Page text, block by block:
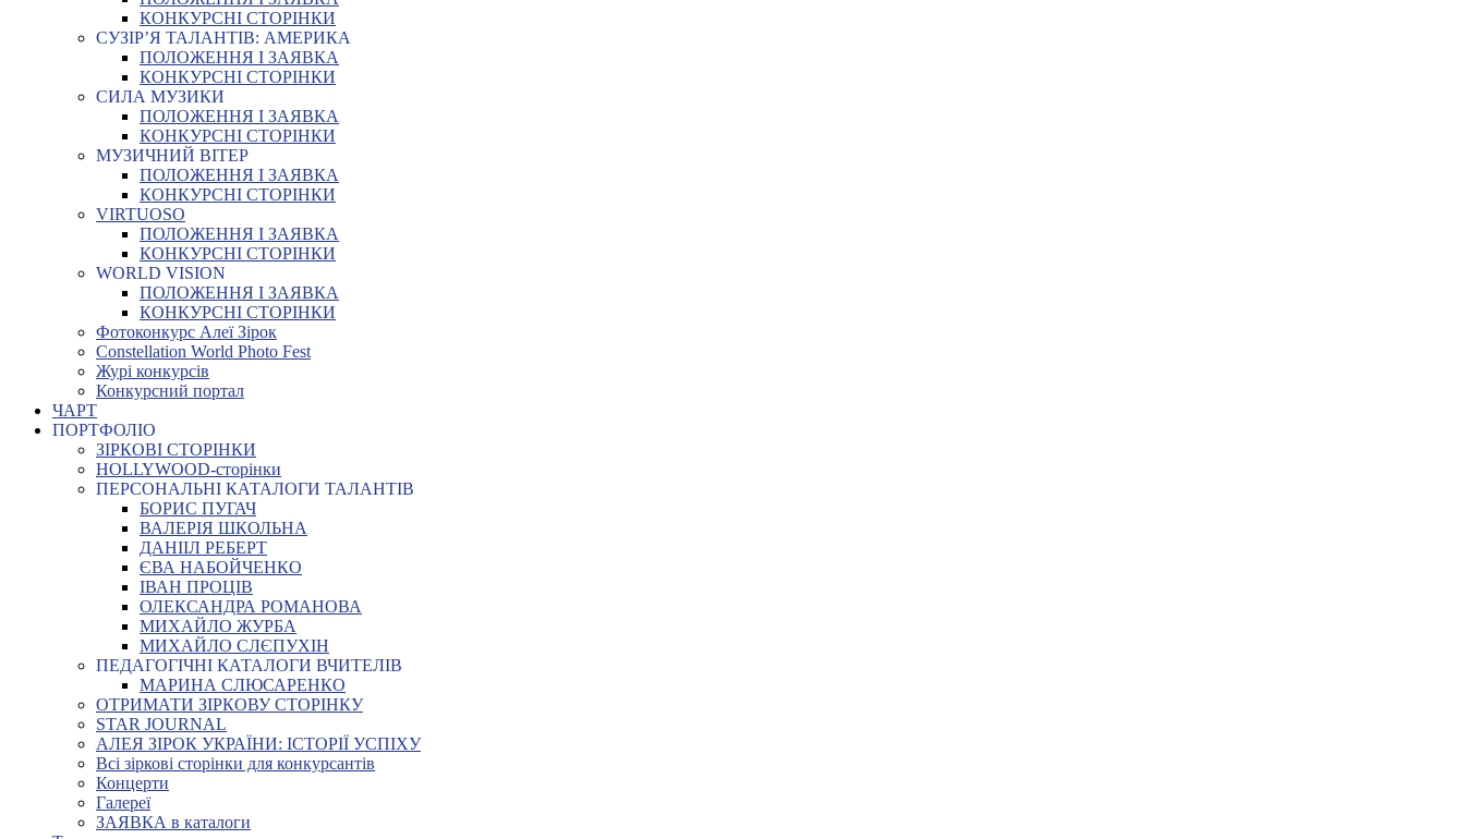
КОНКУРСНІ СТОРІНКИ
СУЗІР’Я ТАЛАНТІВ: АМЕРИКА
ПОЛОЖЕННЯ І ЗАЯВКА
КОНКУРСНІ СТОРІНКИ
СИЛА МУЗИКИ
ПОЛОЖЕННЯ І ЗАЯВКА
КОНКУРСНІ СТОРІНКИ
МУЗИЧНИЙ ВІТЕР
ПОЛОЖЕННЯ І ЗАЯВКА
КОНКУРСНІ СТОРІНКИ
VIRTUOSO
ПОЛОЖЕННЯ І ЗАЯВКА
КОНКУРСНІ СТОРІНКИ
WORLD VISION
ПОЛОЖЕННЯ І ЗАЯВКА
КОНКУРСНІ СТОРІНКИ
Фотоконкурс Алеї Зірок
Constellation World Photo Fest
Журі конкурсів
Конкурсний портал
ЧАРТ
ПОРТФОЛІО
ЗІРКОВІ СТОРІНКИ
HOLLYWOOD-сторінки
ПЕРСОНАЛЬНІ КАТАЛОГИ ТАЛАНТІВ
БОРИС ПУГАЧ
ВАЛЕРІЯ ШКОЛЬНА
ДАНІІЛ РЕБЕРТ
ЄВА НАБОЙЧЕНКО
ІВАН ПРОЦІВ
ОЛЕКСАНДРА РОМАНОВА
МИХАЙЛО ЖУРБА
МИХАЙЛО СЛЄПУХІН
ПЕДАГОГІЧНІ КАТАЛОГИ ВЧИТЕЛІВ
МАРИНА СЛЮСАРЕНКО
ОТРИМАТИ ЗІРКОВУ СТОРІНКУ
STAR JOURNAL
АЛЕЯ ЗІРОК УКРАЇНИ: ІСТОРІЇ УСПІХУ
Всі зіркові сторінки для конкурсантів
Концерти
Галереї
ЗАЯВКА в каталоги